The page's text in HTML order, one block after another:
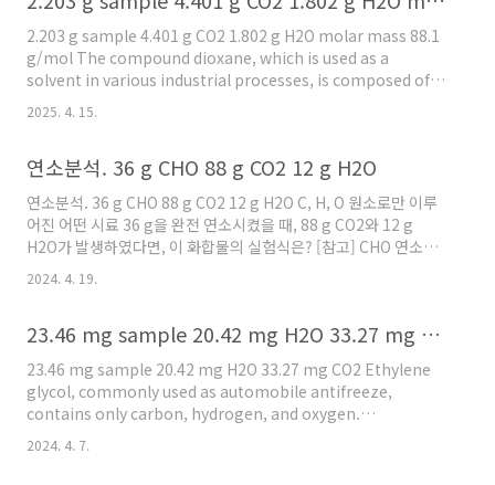
mol C 34.73 ..
2.203 g sample 4.401 g CO2 1.802 g H2O molar mass 88.1
g/mol The compound dioxane, which is used as a
solvent in various industrial processes, is composed of
C, H, and O atoms.Combustion of a 2.203 g sample of
this compound produces 4.401 g CO2 and 1.802 g H2O.A
88.1 g/mol.Which of the following is the correct
molecular formula for dioxa..
2025. 4. 15.
연소분석. 36 g CHO 88 g CO2 12 g H2O
연소분석. 36 g CHO 88 g CO2 12 g H2O C, H, O 원소로만 이루
어진 어떤 시료 36 g을 완전 연소시켰을 때, 88 g CO2와 12 g
H2O가 발생하였다면, 이 화합물의 실험식은? [참고] CHO 연소분
석 [ https://ywpop.tistory.com/2854 ] [참고] 연소분석. 23
g CHO 22 g CO2 9 g H2O [
C의 질량 = 88 g × (12 / 44) = 24 g > H의 질량 = 12 g × (2 /
자의 몰수 계산 > C의 몰수 = 24 / 12 = 2 ..
2024. 4. 19.
23.46 mg sample 20.42 mg H2O 33.27 mg CO2
23.46 mg sample 20.42 mg H2O 33.27 mg CO2 Ethylene
glycol, commonly used as automobile antifreeze,
contains only carbon, hydrogen, and oxygen.
Combustion analysis of a 23.46 mg sample yields 20.42
mg of H2O and 33.27 mg of CO2. What is the empirical
2024. 4. 7.